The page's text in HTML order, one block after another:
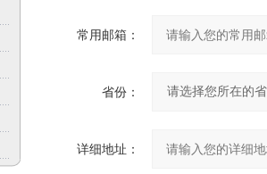
常用邮箱：
省份：
详细地址：